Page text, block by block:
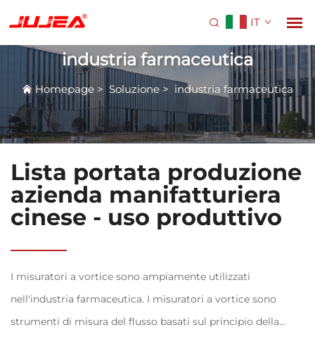
IT
industria farmaceutica
Homepage >Soluzione > industria farmaceutica
Lista portata produzione
azienda manifatturiera
cinese - uso produttivo
I misuratori a vortice sono ampiamente utilizzati
nell'industria farmaceutica. I misuratori a vortice sono
strumenti di misura del flusso basati sul principio della